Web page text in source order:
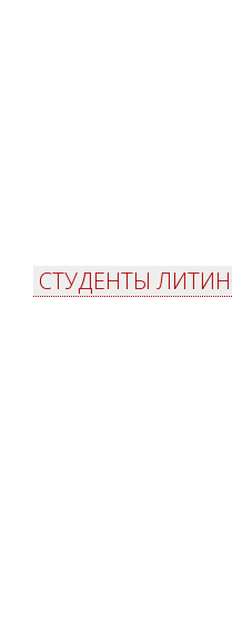
СТУДЕНТЫ